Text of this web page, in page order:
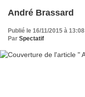
André Brassard
Publié le 16/11/2015 à 13:08
Par Spectatif